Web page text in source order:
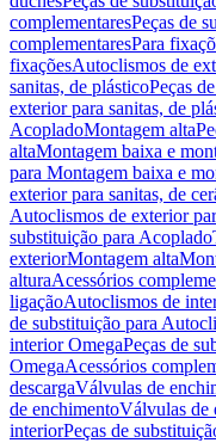
complementaresPeças de
complementaresPara
fixaçõesAutoclismos de
sanitas, de plásticoPeças
exterior para sanitas, de
AcopladoMontagem alta
altaMontagem baixa e
para Montagem baixa e
exterior para sanitas, de
Autoclismos de exterior
substituição para Acoplado
exteriorMontagem alta
alturaAcessórios
ligaçãoAutoclismos de
de substituição para
interior OmegaPeças de
OmegaAcessórios
descargaVálvulas de
de enchimentoVálvulas de
interiorPeças de